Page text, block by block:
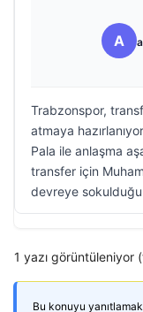
A
Trabzonspor,
atmaya
Pala ile anlaşma
transfer için
devreye
1 yazı görüntüleniyor
Bu konuyu yanıtlamak